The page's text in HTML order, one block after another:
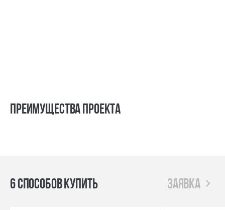
Преимущества проекта
6 способов купить заявка